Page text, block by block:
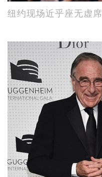
纽约现场近乎座无虚席